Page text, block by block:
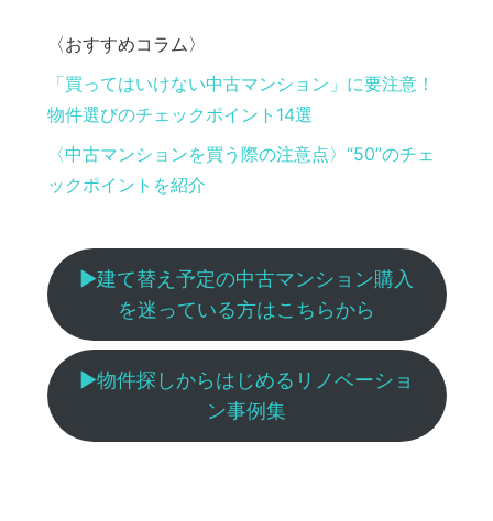
〈おすすめコラム〉
「買ってはいけない中古マンション」に要注意！
物件選びのチェックポイント14選
〈中古マンションを買う際の注意点〉“50”のチェ
ックポイントを紹介
▶︎建て替え予定の中古マンション購入
を迷っている方はこちらから
▶︎物件探しからはじめるリノベーショ
ン事例集